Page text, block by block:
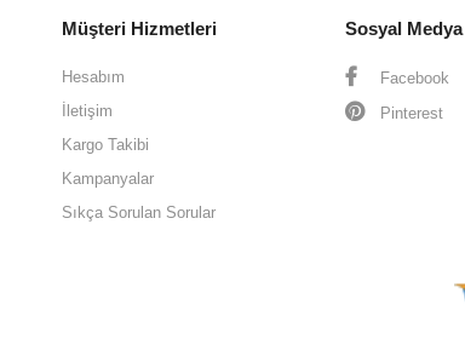
Müşteri Hizmetleri
Hesabım
İletişim
Kargo Takibi
Kampanyalar
Sıkça Sorulan Sorular
Sosyal Medya
Facebook
Pinterest